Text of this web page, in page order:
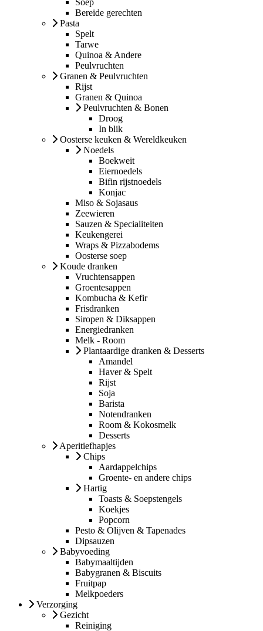
Bereide gerechten
Pasta
Spelt
Tarwe
Quinoa & Andere
Peulvruchten
Granen & Peulvruchten
Rijst
Granen & Quinoa
Peulvruchten & Bonen
Droog
In blik
Oosterse keuken & Wereldkeuken
Noedels
Boekweit
Eiernoedels
Bifin rijstnoedels
Konjac
Miso & Sojasaus
Zeewieren
Sauzen & Specialiteiten
Keukengerei
Wraps & Pizzabodems
Oosterse soep
Koude dranken
Vruchtensappen
Groentesappen
Kombucha & Kefir
Frisdranken
Siropen & Diksappen
Energiedranken
Melk - Room
Plantaardige dranken & Desserts
Amandel
Haver & Spelt
Rijst
Soja
Barista
Notendranken
Room & Kokosmelk
Desserts
Aperitiefhapjes
Chips
Aardappelchips
Groente- en andere chips
Hartig
Toasts & Soepstengels
Koekjes
Popcorn
Pesto & Olijven & Tapenades
Dipsauzen
Babyvoeding
Babymaaltijden
Babygranen & Biscuits
Fruitpap
Melkpoeders
Verzorging
Gezicht
Reiniging